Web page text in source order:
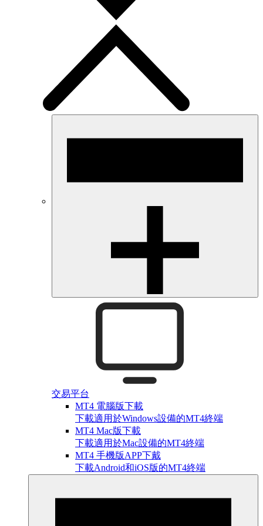
交易平台
MT4 電腦版下載
下載適用於Windows設備的MT4終端
MT4 Mac版下載
下載適用於Mac設備的MT4終端
MT4 手機版APP下戴
下載Android和iOS版的MT4終端